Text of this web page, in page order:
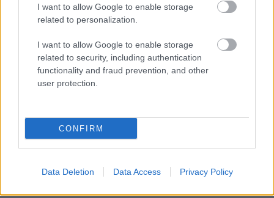
I want to allow Google to enable storage
related to personalization.
I want to allow Google to enable storage
related to security, including authentication
functionality and fraud prevention, and other
user protection.
CONFIRM
Data Deletion Data Access Privacy Policy
ΠΙΣΩ ΣΕ Παιχνίδι Πάντα Πάντα Πάντα